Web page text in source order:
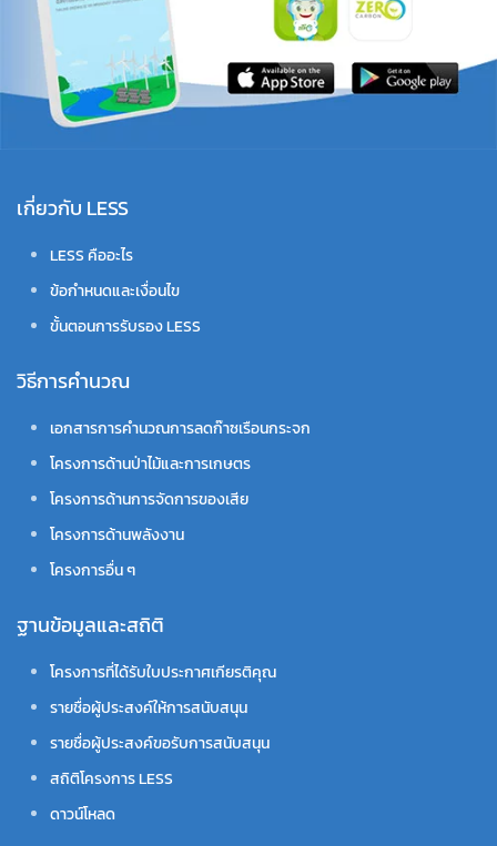
เกี่ยวกับ LESS
LESS คืออะไร
ข้อกำหนดและเงื่อนไข
ขั้นตอนการรับรอง LESS
วิธีการคำนวณ
เอกสารการคำนวณการลดก๊าซเรือนกระจก
โครงการด้านป่าไม้และการเกษตร
โครงการด้านการจัดการของเสีย
โครงการด้านพลังงาน
โครงการอื่น ๆ
ฐานข้อมูลและสถิติ
โครงการที่ได้รับใบประกาศเกียรติคุณ
รายชื่อผู้ประสงค์ให้การสนับสนุน
รายชื่อผู้ประสงค์ขอรับการสนับสนุน
สถิติโครงการ LESS
ดาวน์โหลด